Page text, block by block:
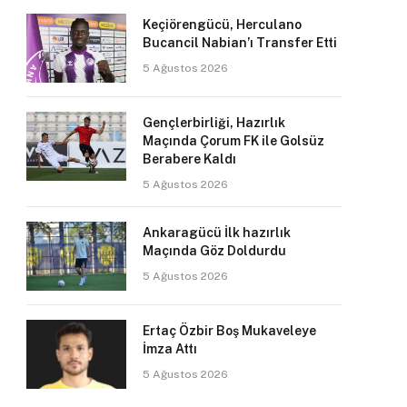
Keçiörengücü, Herculano
Bucancil Nabian’ı Transfer Etti
5 Ağustos 2026
Gençlerbirliği, Hazırlık
Maçında Çorum FK ile Golsüz
Berabere Kaldı
5 Ağustos 2026
Ankaragücü İlk hazırlık
Maçında Göz Doldurdu
5 Ağustos 2026
Ertaç Özbir Boş Mukaveleye
İmza Attı
5 Ağustos 2026